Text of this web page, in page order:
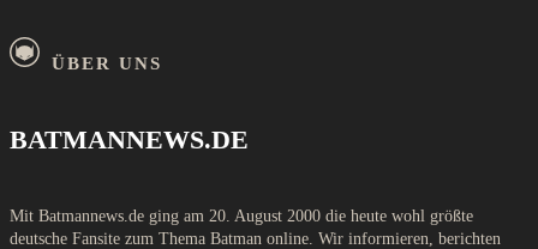
ÜBER UNS
BATMANNEWS.DE
Mit Batmannews.de ging am 20. August 2000 die heute wohl größte
deutsche Fansite zum Thema Batman online. Wir informieren, berichten